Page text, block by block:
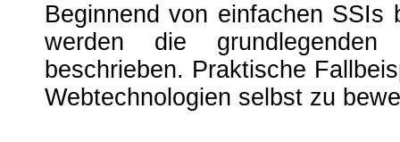
Beginnend von einfachen
werden die grundlegenden
beschrieben. Praktische
Webtechnologien selbst zu